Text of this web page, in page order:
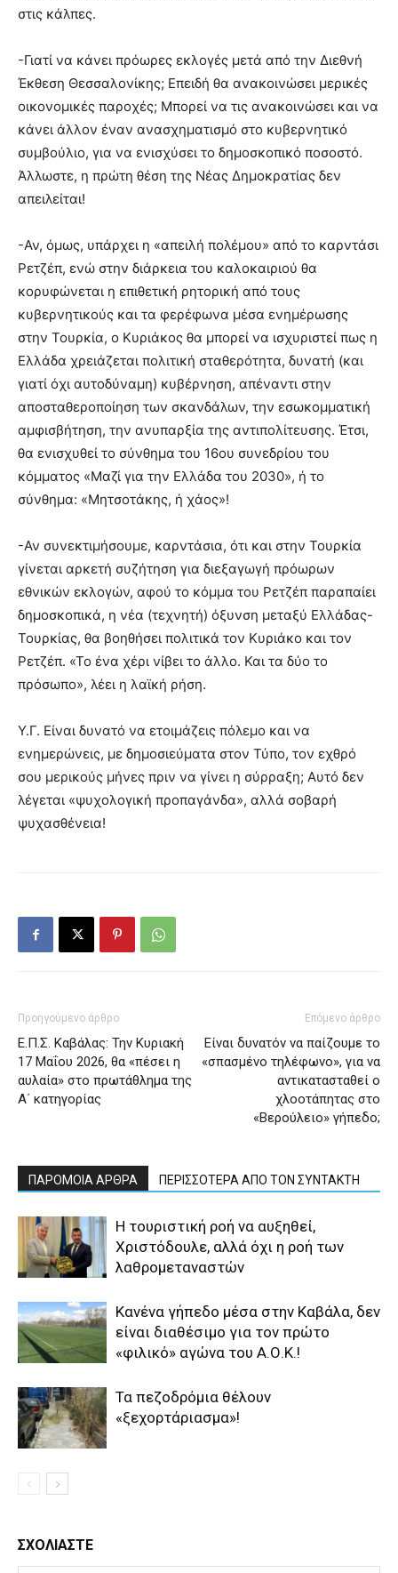
στις κάλπες.
-Γιατί να κάνει πρόωρες εκλογές μετά από την Διεθνή
Έκθεση Θεσσαλονίκης; Επειδή θα ανακοινώσει μερικές
οικονομικές παροχές; Μπορεί να τις ανακοινώσει και να
κάνει άλλον έναν ανασχηματισμό στο κυβερνητικό
συμβούλιο, για να ενισχύσει το δημοσκοπικό ποσοστό.
Άλλωστε, η πρώτη θέση της Νέας Δημοκρατίας δεν
απειλείται!
-Αν, όμως, υπάρχει η «απειλή πολέμου» από το καρντάσι
Ρετζέπ, ενώ στην διάρκεια του καλοκαιριού θα
κορυφώνεται η επιθετική ρητορική από τους
κυβερνητικούς και τα φερέφωνα μέσα ενημέρωσης
στην Τουρκία, ο Κυριάκος θα μπορεί να ισχυριστεί πως η
Ελλάδα χρειάζεται πολιτική σταθερότητα, δυνατή (και
γιατί όχι αυτοδύναμη) κυβέρνηση, απέναντι στην
αποσταθεροποίηση των σκανδάλων, την εσωκομματική
αμφισβήτηση, την ανυπαρξία της αντιπολίτευσης. Έτσι,
θα ενισχυθεί το σύνθημα του 16ου συνεδρίου του
κόμματος «Μαζί για την Ελλάδα του 2030», ή το
σύνθημα: «Μητσοτάκης, ή χάος»!
-Αν συνεκτιμήσουμε, καρντάσια, ότι και στην Τουρκία
γίνεται αρκετή συζήτηση για διεξαγωγή πρόωρων
εθνικών εκλογών, αφού το κόμμα του Ρετζέπ παραπαίει
δημοσκοπικά, η νέα (τεχνητή) όξυνση μεταξύ Ελλάδας-
Τουρκίας, θα βοηθήσει πολιτικά τον Κυριάκο και τον
Ρετζέπ. «Το ένα χέρι νίβει το άλλο. Και τα δύο το
πρόσωπο», λέει η λαϊκή ρήση.
Υ.Γ. Είναι δυνατό να ετοιμάζεις πόλεμο και να
ενημερώνεις, με δημοσιεύματα στον Τύπο, τον εχθρό
σου μερικούς μήνες πριν να γίνει η σύρραξη; Αυτό δεν
λέγεται «ψυχολογική προπαγάνδα», αλλά σοβαρή
ψυχασθένεια!
Προηγούμενο άρθρο
Ε.Π.Σ. Καβάλας: Την Κυριακή
17 Μαΐου 2026, θα «πέσει η
αυλαία» στο πρωτάθλημα της
Α΄ κατηγορίας
Επόμενο άρθρο
Είναι δυνατόν να παίζουμε το
«σπασμένο τηλέφωνο», για να
αντικατασταθεί ο
χλοοτάπητας στο
«Βερούλειο» γήπεδο;
ΠΑΡΟΜΟΙΑ ΑΡΘΡΑ ΠΕΡΙΣΣΟΤΕΡΑ ΑΠΟ ΤΟΝ ΣΥΝΤΑΚΤΗ
Η τουριστική ροή να αυξηθεί,
Χριστόδουλε, αλλά όχι η ροή των
λαθρομεταναστών
Κανένα γήπεδο μέσα στην Καβάλα, δεν
είναι διαθέσιμο για τον πρώτο
«φιλικό» αγώνα του Α.Ο.Κ.!
Τα πεζοδρόμια θέλουν
«ξεχορτάριασμα»!
ΣΧΟΛΙΑΣΤΕ